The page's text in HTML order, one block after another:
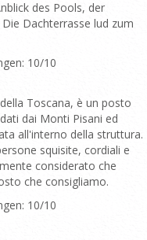
des Pools, der
Dachterrasse lud zum
10/10
Toscana, è un posto
dai Monti Pisani ed
all'interno della struttura.
squisite, cordiali e
considerato che
che consigliamo.
10/10